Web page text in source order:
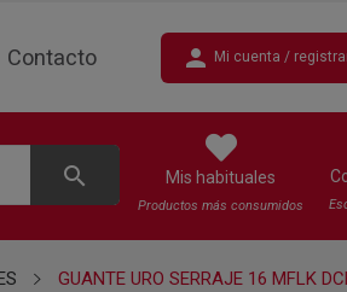
Contacto person Mi cuenta /
search Mis habituales
Productos más consumidos
GUANTE URO SERRAJE 16 MFLK